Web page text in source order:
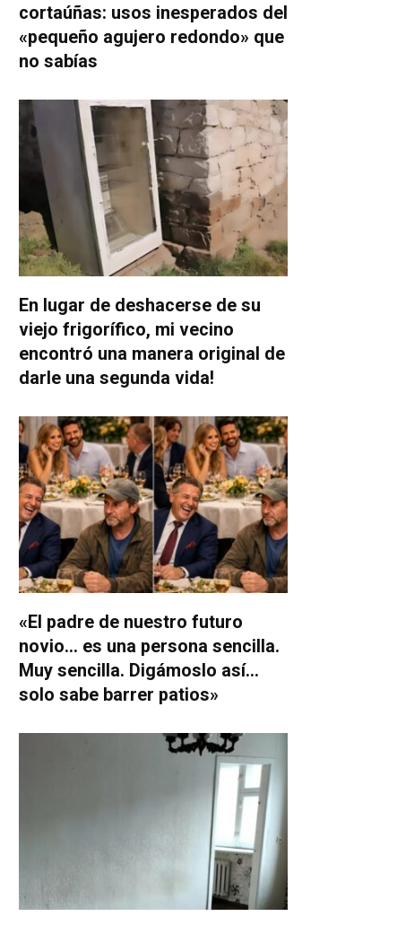
cortaúñas: usos inesperados del
«pequeño agujero redondo» que
no sabías
En lugar de deshacerse de su
viejo frigorífico, mi vecino
encontró una manera original de
darle una segunda vida!
«El padre de nuestro futuro
novio… es una persona sencilla.
Muy sencilla. Digámoslo así…
solo sabe barrer patios»